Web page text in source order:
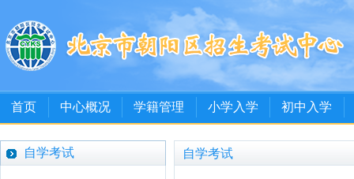
首页 中心概况 学籍管理 小学入学 初中入学
自学考试 自学考试